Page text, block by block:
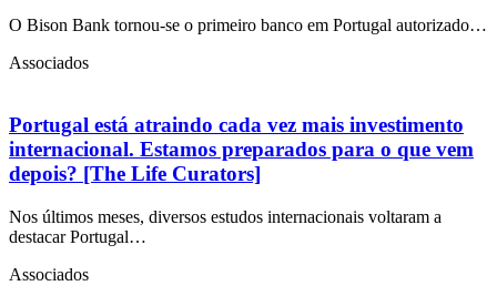
O Bison Bank tornou-se o primeiro banco em Portugal autorizado…
Associados
Portugal está atraindo cada vez mais investimento
internacional. Estamos preparados para o que vem
depois? [The Life Curators]
Nos últimos meses, diversos estudos internacionais voltaram a
destacar Portugal…
Associados